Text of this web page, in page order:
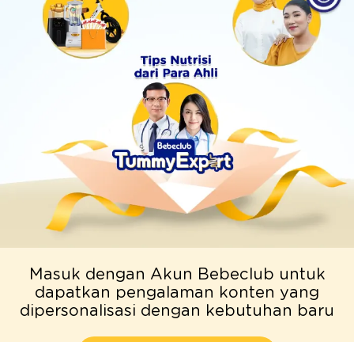
Masuk dengan Akun Bebeclub untuk
dapatkan pengalaman konten yang
dipersonalisasi dengan kebutuhan baru